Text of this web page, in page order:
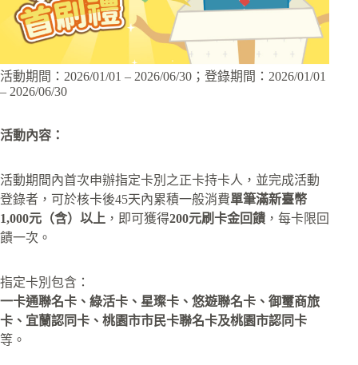
活動期間：2026/01/01 – 2026/06/30；登錄期間：2026/01/01
– 2026/06/30
活動內容：
活動期間內首次申辦指定卡別之正卡持卡人，並完成活動
登錄者，可於核卡後45天內累積一般消費單筆滿新臺幣
1,000元（含）以上 ，即可獲得200元刷卡金回饋 ，每卡限回
饋一次。
指定卡別包含：
一卡通聯名卡、綠活卡、星璨卡、悠遊聯名卡、御璽商旅
卡、宜蘭認同卡、桃園市市民卡聯名卡及桃園市認同卡
等。